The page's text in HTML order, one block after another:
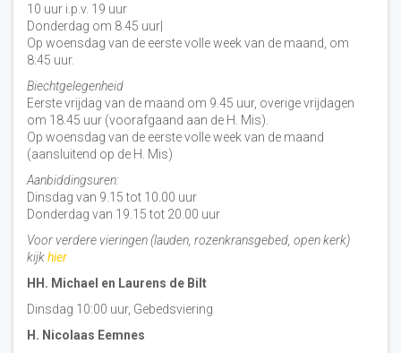
10 uur i.p.v. 19 uur
Donderdag om 8.45 uur|
Op woensdag van de eerste volle week van de maand, om
8:45 uur.
Biechtgelegenheid
Eerste vrijdag van de maand om 9.45 uur, overige vrijdagen
om 18.45 uur (voorafgaand aan de H. Mis).
Op woensdag van de eerste volle week van de maand
(aansluitend op de H. Mis)
Aanbiddingsuren:
Dinsdag van 9.15 tot 10.00 uur
Donderdag van 19.15 tot 20.00 uur
Voor verdere vieringen (lauden, rozenkransgebed, open kerk)
kijkhier
HH. Michael en Laurens de Bilt
Dinsdag 10:00 uur, Gebedsviering
H. Nicolaas Eemnes